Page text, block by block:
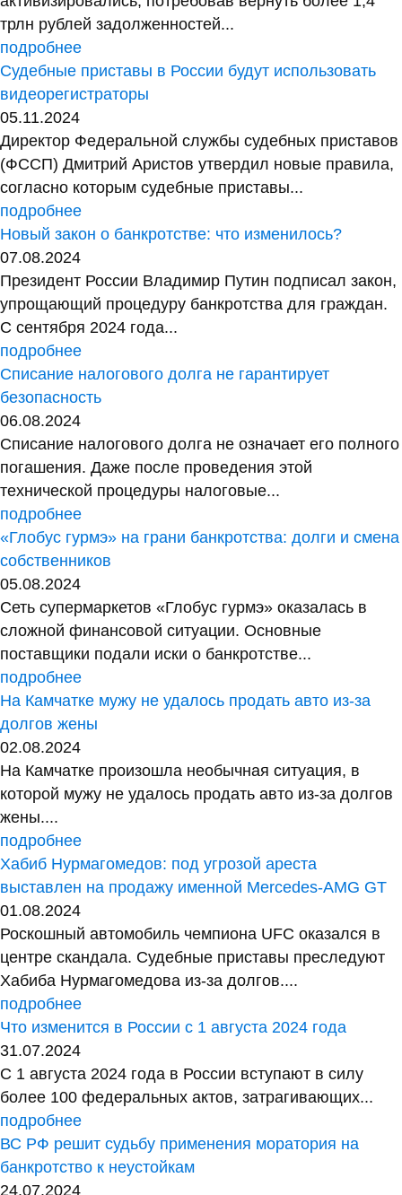
трлн рублей задолженностей...
подробнее
Судебные приставы в России будут использовать
видеорегистраторы
05.11.2024
Директор Федеральной службы судебных приставов
(ФССП) Дмитрий Аристов утвердил новые правила,
согласно которым судебные приставы...
подробнее
Новый закон о банкротстве: что изменилось?
07.08.2024
Президент России Владимир Путин подписал закон,
упрощающий процедуру банкротства для граждан.
С сентября 2024 года...
подробнее
Списание налогового долга не гарантирует
безопасность
06.08.2024
Списание налогового долга не означает его полного
погашения. Даже после проведения этой
технической процедуры налоговые...
подробнее
«Глобус гурмэ» на грани банкротства: долги и смена
собственников
05.08.2024
Сеть супермаркетов «Глобус гурмэ» оказалась в
сложной финансовой ситуации. Основные
поставщики подали иски о банкротстве...
подробнее
На Камчатке мужу не удалось продать авто из-за
долгов жены
02.08.2024
На Камчатке произошла необычная ситуация, в
которой мужу не удалось продать авто из-за долгов
жены....
подробнее
Хабиб Нурмагомедов: под угрозой ареста
выставлен на продажу именной Mercedes-AMG GT
01.08.2024
Роскошный автомобиль чемпиона UFC оказался в
центре скандала. Судебные приставы преследуют
Хабиба Нурмагомедова из-за долгов....
подробнее
Что изменится в России с 1 августа 2024 года
31.07.2024
С 1 августа 2024 года в России вступают в силу
более 100 федеральных актов, затрагивающих...
подробнее
ВС РФ решит судьбу применения моратория на
банкротство к неустойкам
24.07.2024